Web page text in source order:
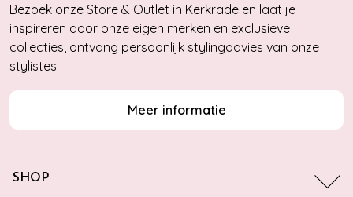
Bezoek onze Store & Outlet in Kerkrade en laat je
inspireren door onze eigen merken en exclusieve
collecties, ontvang persoonlijk stylingadvies van onze
stylistes.
Meer informatie
SHOP